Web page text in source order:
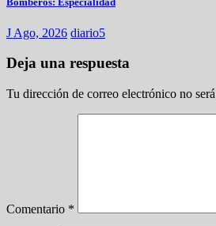
J Ago, 2026 diario5
Deja una respuesta
Tu dirección de correo electrónico no
Comentario *